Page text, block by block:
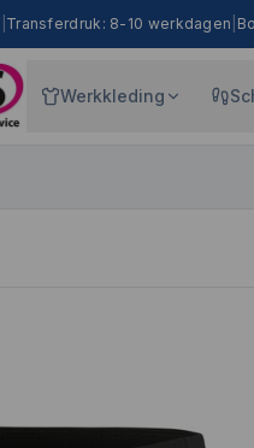
Transferdruk: 8-10 werkdagen
Werkkleding